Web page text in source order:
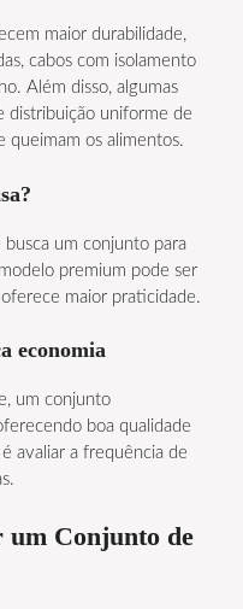
maior durabilidade,
cabos com isolamento
Além disso, algumas
distribuição uniforme de
queimam os alimentos.
um conjunto para
premium pode ser
maior praticidade.
economia
um conjunto
boa qualidade
avaliar a frequência de
um Conjunto de